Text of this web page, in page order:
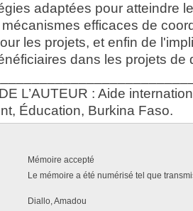
adaptées pour atteindre
mécanismes efficaces de
les projets, et enfin de
dans les projets de
L’AUTEUR : Aide
Éducation, Burkina Faso.
Mémoire accepté
Le mémoire a été numérisé tel que
Diallo, Amadou